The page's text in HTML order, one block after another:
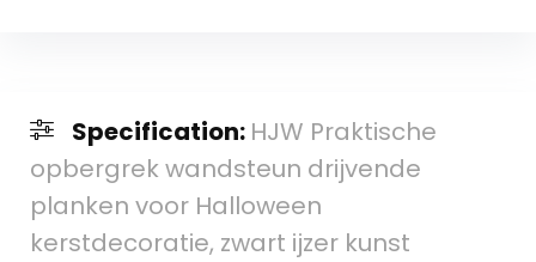
Specification: HJW Praktische
opbergrek wandsteun drijvende
planken voor Halloween
kerstdecoratie, zwart ijzer kunst